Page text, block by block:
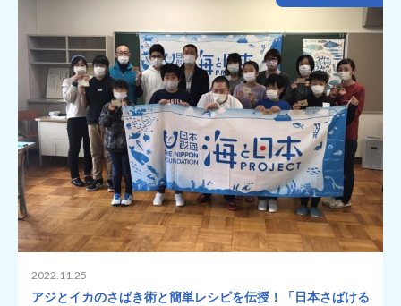
2022.11.25
アジとイカのさばき術と簡単レシピを伝授！「日本さばける